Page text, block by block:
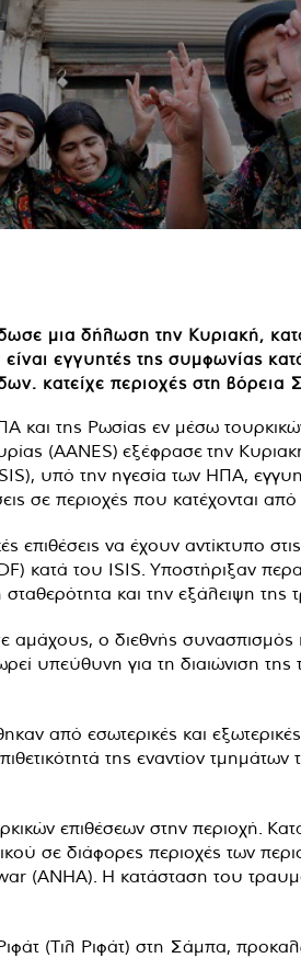
μια δήλωση την Κυριακή,
εγγυητές της συμφωνίας
κατείχε περιοχές στη βόρεια
(AANES) εξέφρασε την
υπό την ηγεσία των ΗΠΑ,
σε περιοχές που κατέχονται από
να έχουν αντίκτυπο
του ISIS. Υποστήριξαν
και την εξάλειψη της
ο διεθνής συνασπισμός
για τη διαιώνιση της
από εσωτερικές και
της εναντίον
επιθέσεων στην περιοχή.
σε διάφορες περιοχές των
Η κατάσταση του
(Τιλ Ριφάτ) στη Σάμπα,